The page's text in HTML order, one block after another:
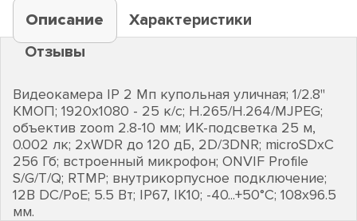
Описание
Характеристики
Отзывы
Видеокамера IP 2 Мп купольная уличная; 1/2.8''
КМОП; 1920х1080 - 25 к/с; H.265/H.264/MJPEG;
объектив zoom 2.8-10 мм; ИК-подсветка 25 м,
0.002 лк; 2хWDR до 120 дБ, 2D/3DNR; microSDхC
256 Гб; встроенный микрофон; ONVIF Profile
S/G/T/Q; RTMP; внутрикорпусное подключение;
12В DC/PoE; 5.5 Вт; IP67, IK10; -40...+50°С; 108х96.5
мм.